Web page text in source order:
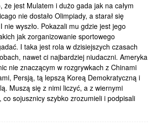
jest Mulatem i dużo gada jak na całym
nie dostało Olimpiady, a starał się
nie wyszło. Pokazali mu gdzie jest jego
jak zorganizowanie sportowego
I taka jest rola w dzisiejszych czasach
nawet ci najbardziej niudaczni. Ameryka
nie znaczącym w rozgrywkach z Chinami
Persją, tą lepszą Koreą Demokratyczną i
Muszą się z nimi liczyć, a z wiernymi
sojusznicy szybko zrozumieli i podpisali